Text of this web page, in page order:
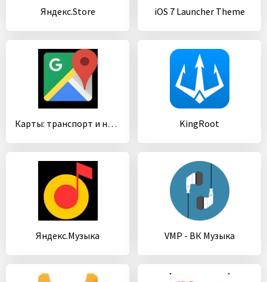
Яндекс.Store iOS 7 Launcher Theme
Карты: транспорт и навигация KingRoot
Яндекс.Музыка VMP - ВК Музыка